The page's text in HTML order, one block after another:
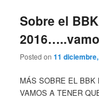
Sobre el
Posted on11
MÁS SOBRE EL BBK
VAMOS A TENER